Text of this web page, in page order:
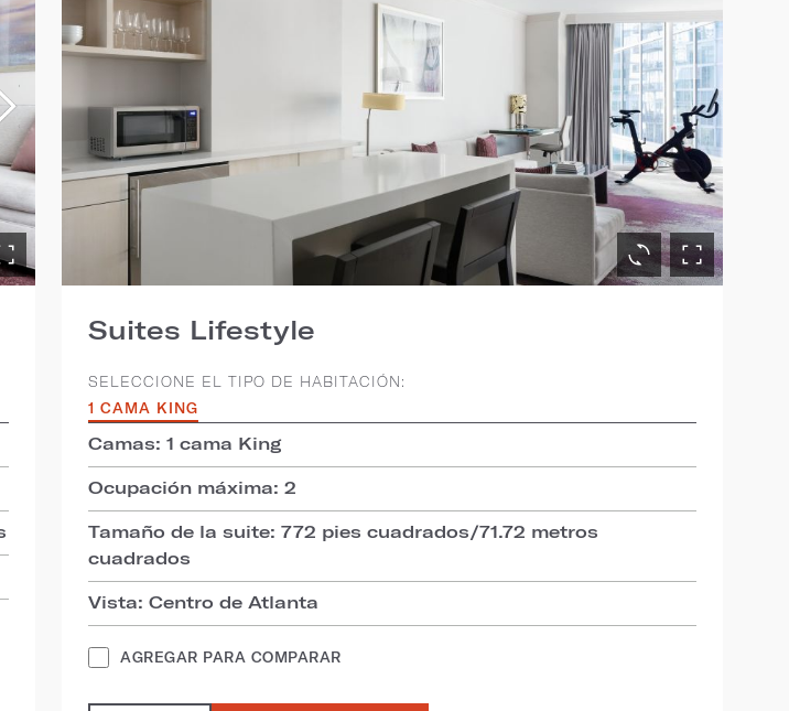
Suites Lifestyle
SELECCIONE EL TIPO DE HABITACIÓN:
1 CAMA KING
Camas: 1 cama King
Ocupación máxima: 2
Tamaño de la suite: 772 pies cuadrados/71.72 metros
cuadrados
Vista: Centro de Atlanta
AGREGAR PARA COMPARAR